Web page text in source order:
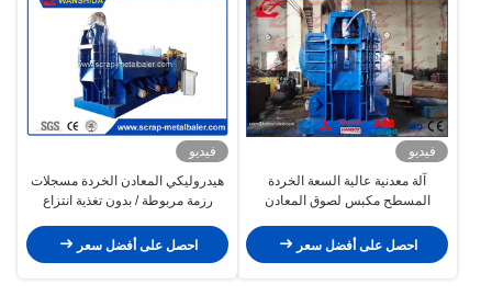
فيديو
آلة معدنية عالية السعة الخردة
المسطح مكبس لصوق المعادن
احصل على أفضل سعر
فيديو
هيدروليكي المعادن الخردة مسجلات
رزمة مربوطة / بدون تغذية انتزاع
احصل على أفضل سعر